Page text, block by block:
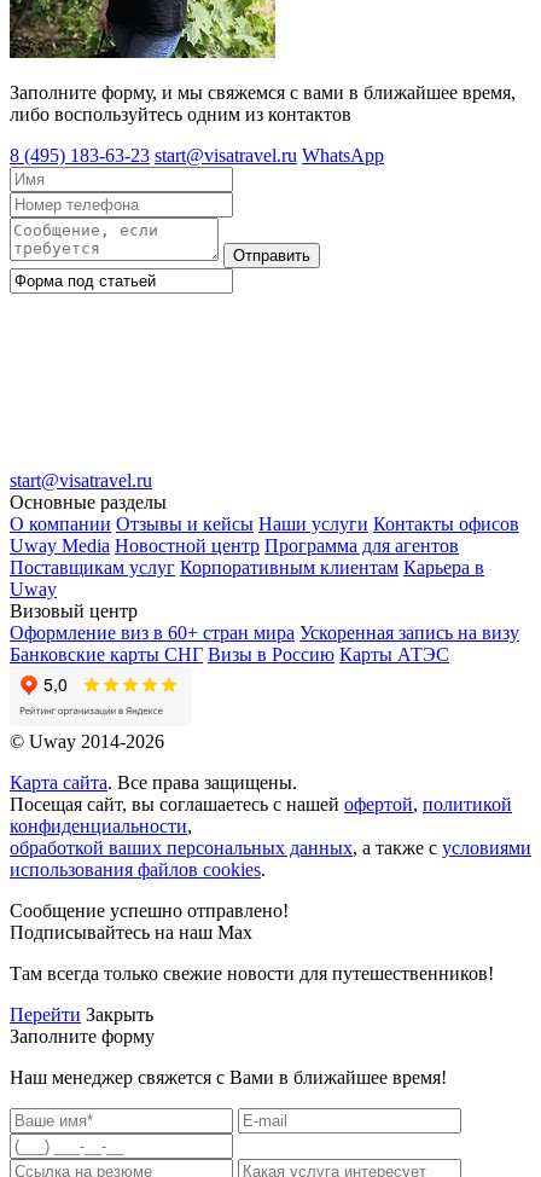
Заполните форму, и мы свяжемся с вами в ближайшее время,
либо воспользуйтесь одним из контактов
8 (495) 183-63-23 start@visatravel.ru WhatsApp
Отправить
start@visatravel.ru
Основные разделы
О компании Отзывы и кейсы Наши услуги Контакты офисов
Uway Media Новостной центр Программа для агентов
Поставщикам услуг Корпоративным клиентам Карьера в
Uway
Визовый центр
Оформление виз в 60+ стран мира Ускоренная запись на визу
Банковские карты СНГ Визы в Россию Карты АТЭС
© Uway 2014-2026
Карта сайта. Все права защищены.
Посещая сайт, вы соглашаетесь с нашей офертой, политикой
конфиденциальности,
обработкой ваших персональных данных, а также с условиями
использования файлов cookies.
Сообщение успешно отправлено!
Подписывайтесь на наш Max
Там всегда только свежие новости для путешественников!
Перейти Закрыть
Заполните форму
Наш менеджер свяжется с Вами в ближайшее время!